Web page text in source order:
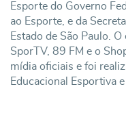
Esporte do Governo
ao Esporte, e da
Estado de São Paulo. O
SporTV, 89 FM e o
mídia oficiais e foi
Educacional Esportiva e